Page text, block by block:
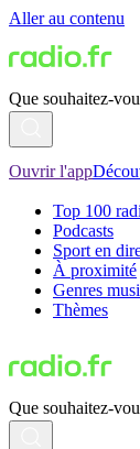
Aller au contenu
Que souhaitez-
Ouvrir l'app
Top 100
Podcasts
Sport en
À proximité
Genres
Thèmes
Que souhaitez-